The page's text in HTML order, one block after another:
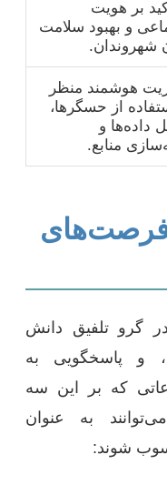
بر هویت
و بهبود سلامت
شهروندان.
هوشمند منظر
از حسگرها،
داده‌ها و
منابع.
فرصت‌های
گرو تلفیق دانش
و پاسخگویی به
که بر این سه
به عنوان
شوند: